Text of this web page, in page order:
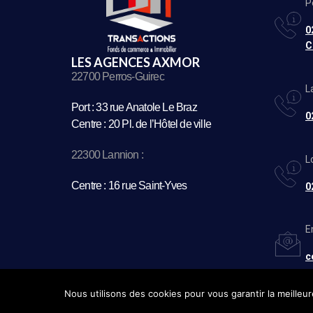
LES AGENCES AXMOR
22700 Perros-Guirec
Port : 33 rue Anatole Le Braz
Centre : 20 Pl. de l’Hôtel de ville
22300 Lannion :
Centre : 16 rue Saint-Yves
Nous utilisons des cookies pour vous garantir la